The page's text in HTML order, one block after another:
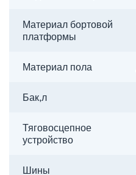
Материал бортовой
платформы
Материал пола
Бак,л
Тяговосцепное
устройство
Шины